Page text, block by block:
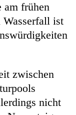
am frühen
Wasserfall ist
zwischen
nicht